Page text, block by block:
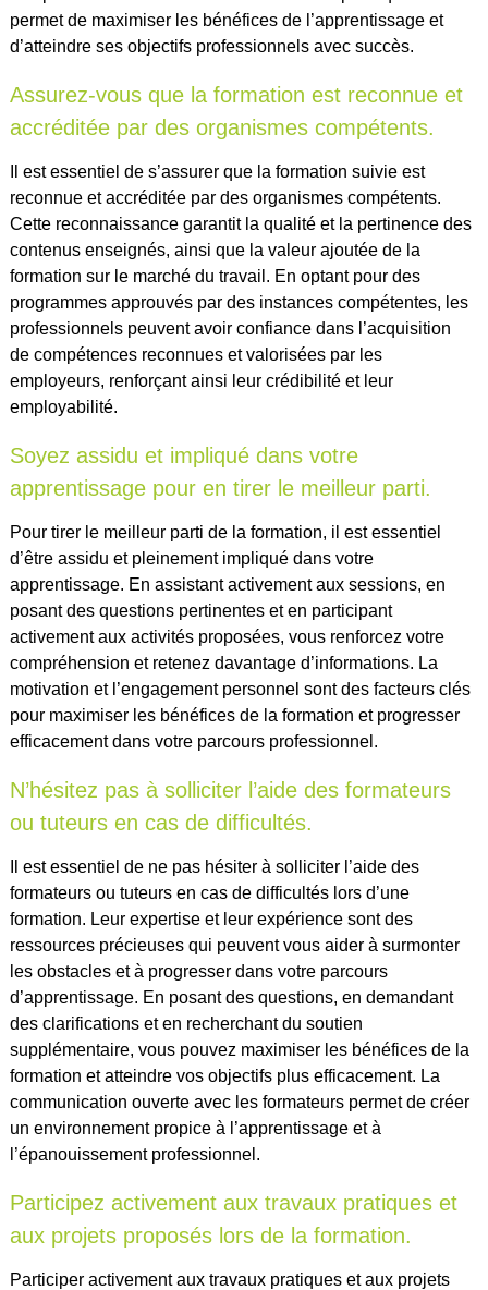
permet de maximiser les bénéfices de l’apprentissage et
d’atteindre ses objectifs professionnels avec succès.
Assurez-vous que la formation est reconnue et
accréditée par des organismes compétents.
Il est essentiel de s’assurer que la formation suivie est
reconnue et accréditée par des organismes compétents.
Cette reconnaissance garantit la qualité et la pertinence des
contenus enseignés, ainsi que la valeur ajoutée de la
formation sur le marché du travail. En optant pour des
programmes approuvés par des instances compétentes, les
professionnels peuvent avoir confiance dans l’acquisition
de compétences reconnues et valorisées par les
employeurs, renforçant ainsi leur crédibilité et leur
employabilité.
Soyez assidu et impliqué dans votre
apprentissage pour en tirer le meilleur parti.
Pour tirer le meilleur parti de la formation, il est essentiel
d’être assidu et pleinement impliqué dans votre
apprentissage. En assistant activement aux sessions, en
posant des questions pertinentes et en participant
activement aux activités proposées, vous renforcez votre
compréhension et retenez davantage d’informations. La
motivation et l’engagement personnel sont des facteurs clés
pour maximiser les bénéfices de la formation et progresser
efficacement dans votre parcours professionnel.
N’hésitez pas à solliciter l’aide des formateurs
ou tuteurs en cas de difficultés.
Il est essentiel de ne pas hésiter à solliciter l’aide des
formateurs ou tuteurs en cas de difficultés lors d’une
formation. Leur expertise et leur expérience sont des
ressources précieuses qui peuvent vous aider à surmonter
les obstacles et à progresser dans votre parcours
d’apprentissage. En posant des questions, en demandant
des clarifications et en recherchant du soutien
supplémentaire, vous pouvez maximiser les bénéfices de la
formation et atteindre vos objectifs plus efficacement. La
communication ouverte avec les formateurs permet de créer
un environnement propice à l’apprentissage et à
l’épanouissement professionnel.
Participez activement aux travaux pratiques et
aux projets proposés lors de la formation.
Participer activement aux travaux pratiques et aux projets